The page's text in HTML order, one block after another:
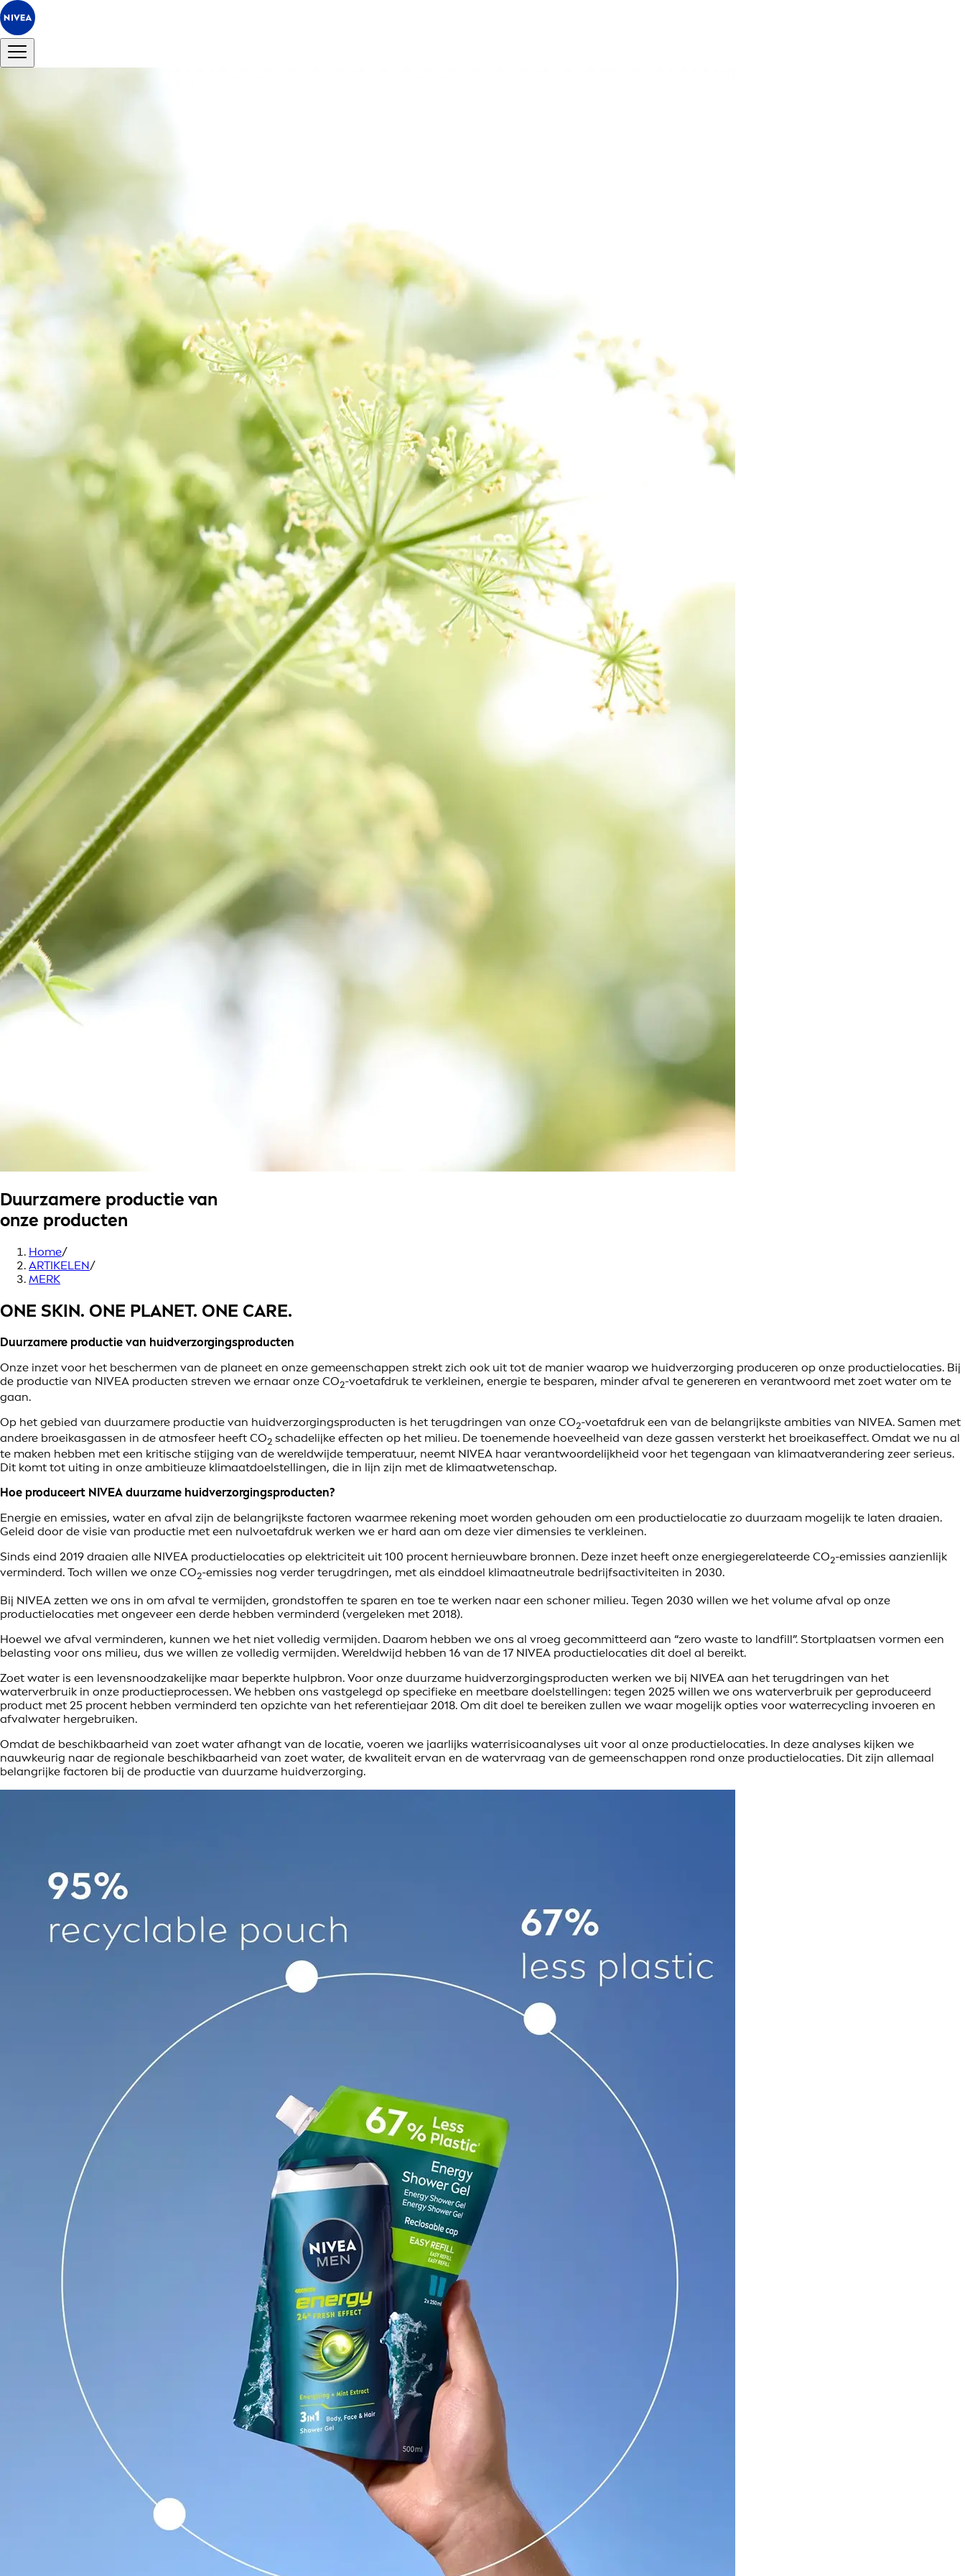
Duurzamere productie van
onze producten
Home/
ARTIKELEN/
MERK
ONE SKIN. ONE PLANET. ONE CARE.
Duurzamere productie van huidverzorgingsproducten
Onze inzet voor het beschermen van de planeet en onze gemeenschappen strekt zich ook uit tot de manier waarop we huidverzorging produceren op onze productielocaties. Bij
de productie van NIVEA producten streven we ernaar onze CO2-voetafdruk te verkleinen, energie te besparen, minder afval te genereren en verantwoord met zoet water om te
gaan.
Op het gebied van duurzamere productie van huidverzorgingsproducten is het terugdringen van onze CO2-voetafdruk een van de belangrijkste ambities van NIVEA. Samen met
andere broeikasgassen in de atmosfeer heeft CO2 schadelijke effecten op het milieu. De toenemende hoeveelheid van deze gassen versterkt het broeikaseffect. Omdat we nu al
te maken hebben met een kritische stijging van de wereldwijde temperatuur, neemt NIVEA haar verantwoordelijkheid voor het tegengaan van klimaatverandering zeer serieus.
Dit komt tot uiting in onze ambitieuze klimaatdoelstellingen, die in lijn zijn met de klimaatwetenschap.
Hoe produceert NIVEA duurzame huidverzorgingsproducten?
Energie en emissies, water en afval zijn de belangrijkste factoren waarmee rekening moet worden gehouden om een productielocatie zo duurzaam mogelijk te laten draaien.
Geleid door de visie van productie met een nulvoetafdruk werken we er hard aan om deze vier dimensies te verkleinen.
Sinds eind 2019 draaien alle NIVEA productielocaties op elektriciteit uit 100 procent hernieuwbare bronnen. Deze inzet heeft onze energiegerelateerde CO2-emissies aanzienlijk
verminderd. Toch willen we onze CO2-emissies nog verder terugdringen, met als einddoel klimaatneutrale bedrijfsactiviteiten in 2030.
Bij NIVEA zetten we ons in om afval te vermijden, grondstoffen te sparen en toe te werken naar een schoner milieu. Tegen 2030 willen we het volume afval op onze
productielocaties met ongeveer een derde hebben verminderd (vergeleken met 2018).
Hoewel we afval verminderen, kunnen we het niet volledig vermijden. Daarom hebben we ons al vroeg gecommitteerd aan “zero waste to landfill”. Stortplaatsen vormen een
belasting voor ons milieu, dus we willen ze volledig vermijden. Wereldwijd hebben 16 van de 17 NIVEA productielocaties dit doel al bereikt.
Zoet water is een levensnoodzakelijke maar beperkte hulpbron. Voor onze duurzame huidverzorgingsproducten werken we bij NIVEA aan het terugdringen van het
waterverbruik in onze productieprocessen. We hebben ons vastgelegd op specifieke en meetbare doelstellingen: tegen 2025 willen we ons waterverbruik per geproduceerd
product met 25 procent hebben verminderd ten opzichte van het referentiejaar 2018. Om dit doel te bereiken zullen we waar mogelijk opties voor waterrecycling invoeren en
afvalwater hergebruiken.
Omdat de beschikbaarheid van zoet water afhangt van de locatie, voeren we jaarlijks waterrisicoanalyses uit voor al onze productielocaties. In deze analyses kijken we
nauwkeurig naar de regionale beschikbaarheid van zoet water, de kwaliteit ervan en de watervraag van de gemeenschappen rond onze productielocaties. Dit zijn allemaal
belangrijke factoren bij de productie van duurzame huidverzorging.